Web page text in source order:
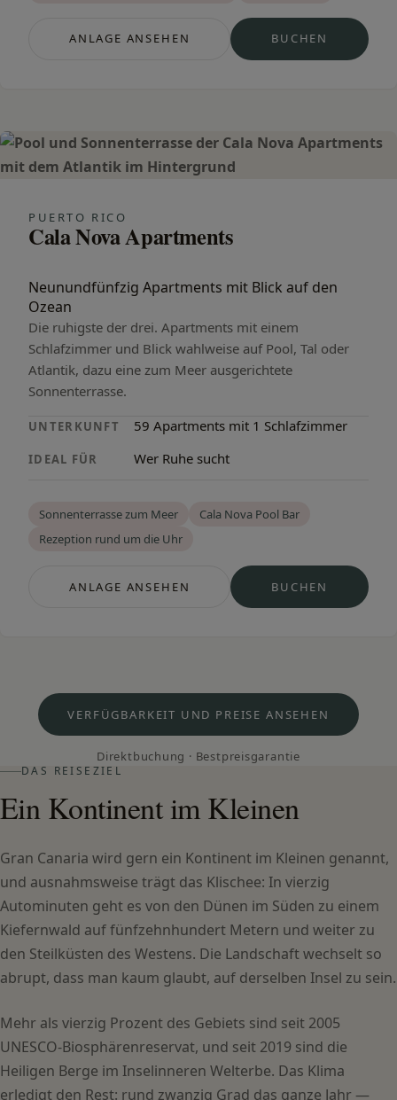
ANLAGE ANSEHEN
— ALTAÏR SUITES BUCHEN— ALTAÏR
PUERTO RICO
Cala Nova Apartments
Neunundfünfzig Apartments mit Blick auf den
Ozean
Die ruhigste der drei. Apartments mit einem
Schlafzimmer und Blick wahlweise auf Pool, Tal oder
Atlantik, dazu eine zum Meer ausgerichtete
Sonnenterrasse.
UNTERKUNFT 59 Apartments mit 1 Schlafzimmer
IDEAL FÜR Wer Ruhe sucht
Sonnenterrasse zum Meer
Cala Nova Pool Bar
Rezeption rund um die Uhr
ANLAGE ANSEHEN— CALA NOVA APARTMENTS
BUCHEN— CALA NOVA
VERFÜGBARKEIT UND PREISE ANSEHEN
Direktbuchung · Bestpreisgarantie
DAS REISEZIEL
Ein Kontinent im Kleinen
Gran Canaria wird gern ein Kontinent im Kleinen genannt,
und ausnahmsweise trägt das Klischee: In vierzig
Autominuten geht es von den Dünen im Süden zu einem
Kiefernwald auf fünfzehnhundert Metern und weiter zu
den Steilküsten des Westens. Die Landschaft wechselt so
abrupt, dass man kaum glaubt, auf derselben Insel zu sein.
Mehr als vierzig Prozent des Gebiets sind seit 2005
UNESCO-Biosphärenreservat, und seit 2019 sind die
Heiligen Berge im Inselinneren Welterbe. Das Klima
erledigt den Rest: rund zwanzig Grad das ganze Jahr —